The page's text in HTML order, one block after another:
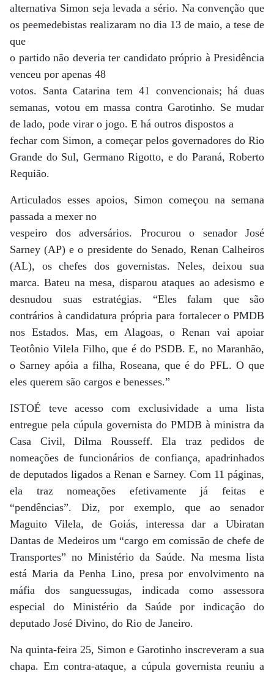
alternativa Simon seja levada a sério. Na convenção que
os peemedebistas realizaram no dia 13 de maio, a tese de
que
o partido não deveria ter candidato próprio à Presidência
venceu por apenas 48
votos. Santa Catarina tem 41 convencionais; há duas
semanas, votou em massa contra Garotinho. Se mudar
de lado, pode virar o jogo. E há outros dispostos a
fechar com Simon, a começar pelos governadores do Rio
Grande do Sul, Germano Rigotto, e do Paraná, Roberto
Requião.
Articulados esses apoios, Simon começou na semana
passada a mexer no
vespeiro dos adversários. Procurou o senador José
Sarney (AP) e o presidente do Senado, Renan Calheiros
(AL), os chefes dos governistas. Neles, deixou sua
marca. Bateu na mesa, disparou ataques ao adesismo e
desnudou suas estratégias. “Eles falam que são
contrários à candidatura própria para fortalecer o PMDB
nos Estados. Mas, em Alagoas, o Renan vai apoiar
Teotônio Vilela Filho, que é do PSDB. E, no Maranhão,
o Sarney apóia a filha, Roseana, que é do PFL. O que
eles querem são cargos e benesses.”
ISTOÉ teve acesso com exclusividade a uma lista
entregue pela cúpula governista do PMDB à ministra da
Casa Civil, Dilma Rousseff. Ela traz pedidos de
nomeações de funcionários de confiança, apadrinhados
de deputados ligados a Renan e Sarney. Com 11 páginas,
ela traz nomeações efetivamente já feitas e
“pendências”. Diz, por exemplo, que ao senador
Maguito Vilela, de Goiás, interessa dar a Ubiratan
Dantas de Medeiros um “cargo em comissão de chefe de
Transportes” no Ministério da Saúde. Na mesma lista
está Maria da Penha Lino, presa por envolvimento na
máfia dos sanguessugas, indicada como assessora
especial do Ministério da Saúde por indicação do
deputado José Divino, do Rio de Janeiro.
Na quinta-feira 25, Simon e Garotinho inscreveram a sua
chapa. Em contra-ataque, a cúpula governista reuniu a